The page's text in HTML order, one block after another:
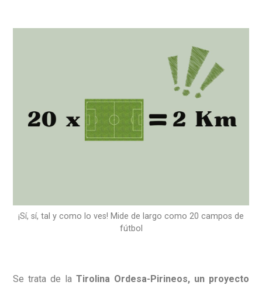
¡Sí, sí, tal y como lo ves! Mide de largo como 20 campos de
fútbol
Se trata de la Tirolina Ordesa-Pirineos, un proyecto